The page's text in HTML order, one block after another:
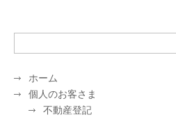
ホーム
個人のお客さま
不動産登記